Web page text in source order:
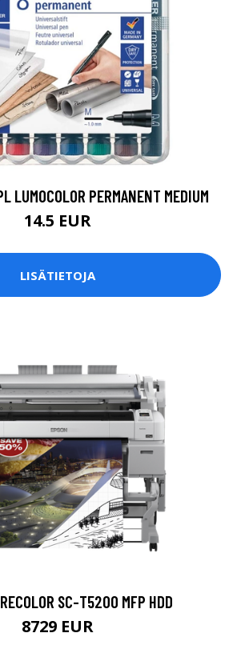
LUMOCOLOR PERMANENT MEDIUM
14.5 EUR
LISÄTIETOJA
SC-T5200 MFP HDD
8729 EUR